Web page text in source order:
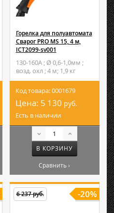
Горелка для полуавтомата
Сварог PRO MS 15, 4 м,
ICT2099-sv001
130-160А ; Ø 0,6-1,0мм ;
возд. охл ; 4 м; 1,9 кг
Код товара: 0001679
Цена: 5 130 руб.
Есть в наличии
В КОРЗИНУ
Сравнить ›
-20%
6 237 руб.